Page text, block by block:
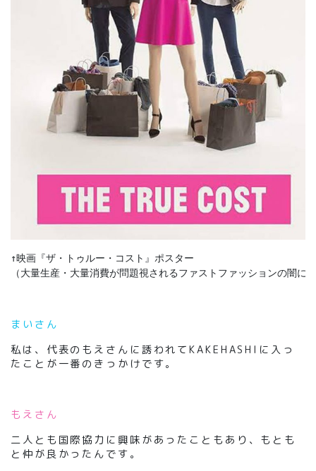
↑映画『ザ・トゥルー・コスト』ポスター
（大量生産・大量消費が問題視されるファストファッションの闇に
まいさん
私は、代表のもえさんに誘われてKAKEHASHIに入っ
たことが一番のきっかけです。
もえさん
二人とも国際協力に興味があったこともあり、もとも
と仲が良かったんです。